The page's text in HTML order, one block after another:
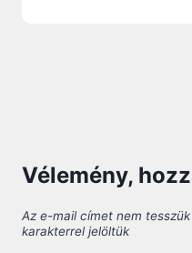
Vélemény,
Az e-mail címet nem tesszük
karakterrel jelöltük